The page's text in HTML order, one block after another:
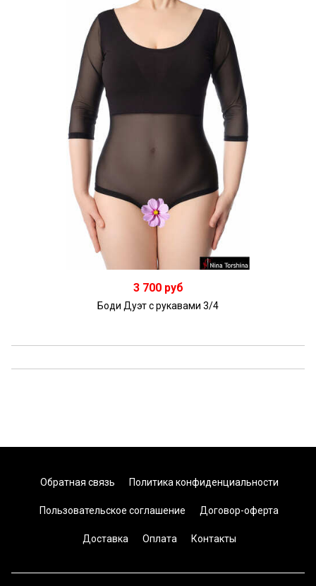
Подробнее
3 700 руб
Боди Дуэт с рукавами 3/4
Обратная связь Политика конфиденциальности
Пользовательское соглашение Договор-оферта
Доставка Оплата Контакты